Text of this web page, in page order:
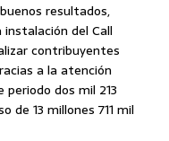
resultados,
del Call
contribuyentes
a la atención
dos mil 213
de 13 millones 711 mil